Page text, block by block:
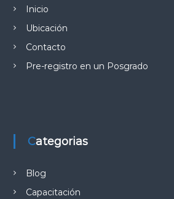
Inicio
Ubicación
Contacto
Pre-registro en un Posgrado
Categorias
Blog
Capacitación